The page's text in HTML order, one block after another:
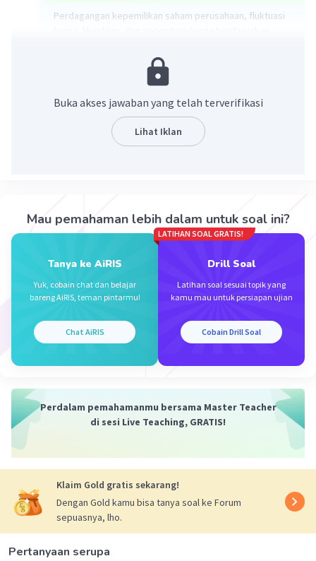
Perdagangan kepemilikan saham perusahaan, fluktuasi
Buka akses jawaban yang telah terverifikasi
Lihat Iklan
Mau pemahaman lebih dalam untuk soal ini?
Tanya ke AiRIS
Yuk, cobain chat dan belajar
bareng AiRIS, teman pintarmu!
Chat AiRIS
LATIHAN SOAL GRATIS!
Drill Soal
Latihan soal sesuai topik yang
kamu mau untuk persiapan ujian
Cobain Drill Soal
Perdalam pemahamanmu bersama Master Teacher
di sesi Live Teaching, GRATIS!
Klaim Gold gratis sekarang!
Dengan Gold kamu bisa tanya soal ke Forum
sepuasnya, lho.
Pertanyaan serupa